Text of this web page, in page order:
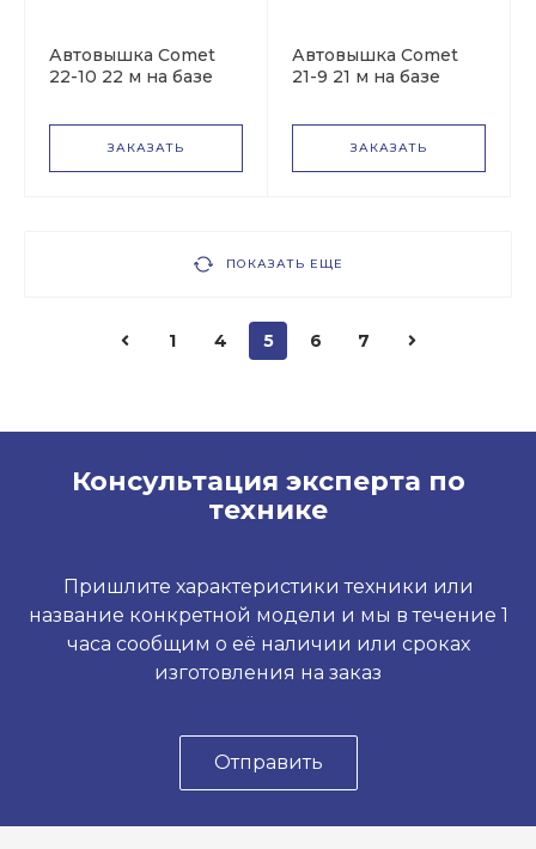
Автовышка Comet
22-10 22 м на базе
ЗАКАЗАТЬ
Автовышка Comet
21-9 21 м на базе
ЗАКАЗАТЬ
ПОКАЗАТЬ ЕЩЕ
1 4 5 6 7
Консультация эксперта по
технике
Пришлите характеристики техники или
название конкретной модели и мы в течение 1
часа сообщим о её наличии или сроках
изготовления на заказ
Отправить